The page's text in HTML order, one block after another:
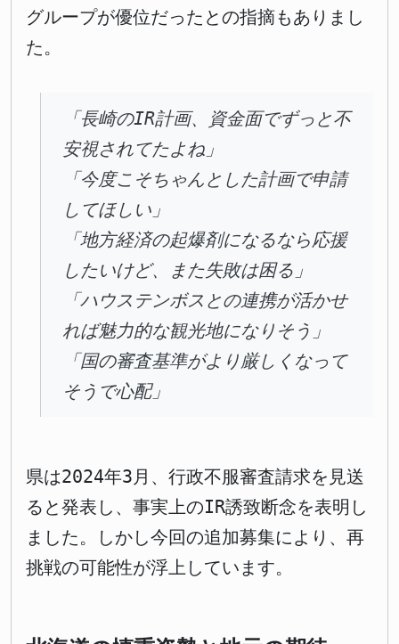
グループが優位だったとの指摘もありまし
た。
「長崎のIR計画、資金面でずっと不
安視されてたよね」
「今度こそちゃんとした計画で申請
してほしい」
「地方経済の起爆剤になるなら応援
したいけど、また失敗は困る」
「ハウステンボスとの連携が活かせ
れば魅力的な観光地になりそう」
「国の審査基準がより厳しくなって
そうで心配」
県は2024年3月、行政不服審査請求を見送
ると発表し、事実上のIR誘致断念を表明し
ました。しかし今回の追加募集により、再
挑戦の可能性が浮上しています。